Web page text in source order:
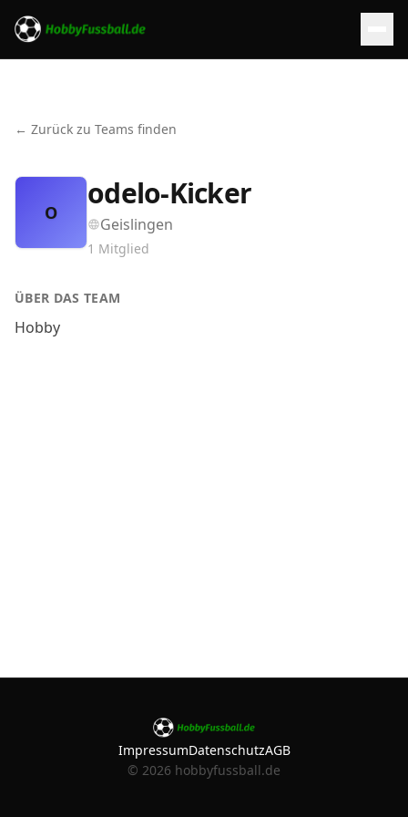
← Zurück zu Teams finden
O
odelo-Kicker
Geislingen
1 Mitglied
ÜBER DAS TEAM
Hobby
ImpressumDatenschutzAGB
© 2026 hobbyfussball.de